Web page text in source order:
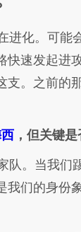
进化。可能
速发起进
。之前的
，但关键
队。当我们
我们的身份